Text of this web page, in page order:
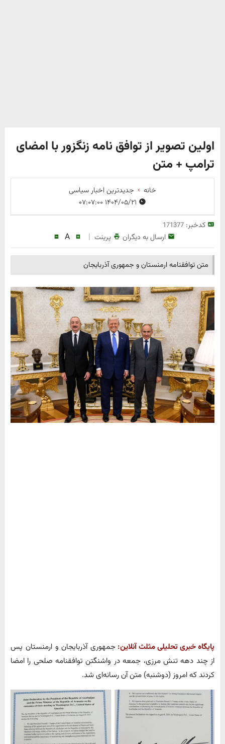
اولین تصویر از توافق نامه زنگزور با امضای
ترامپ + متن
خانه
جدیدترین اخبار سیاسی
کدخبر:171377
ارسال به دیگران پرینت |
A
متن توافقنامه ارمنستان و جمهوری آذربایجان
پایگاه خبری تحلیلی مثلث آنلاین: جمهوری آذربایجان و ارمنستان پس
از چند دهه تنش مرزی، جمعه در واشنگتن توافقنامه صلحی را امضا
کردند که امروز (دوشنبه) متن آن رسانه‌ای شد.